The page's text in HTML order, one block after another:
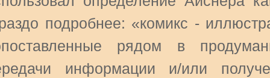
подробнее: «комикс -
рядом в
информации и/или